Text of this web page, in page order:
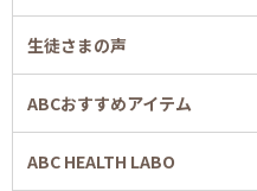
生徒さまの声
ABCおすすめアイテム
ABC HEALTH LABO